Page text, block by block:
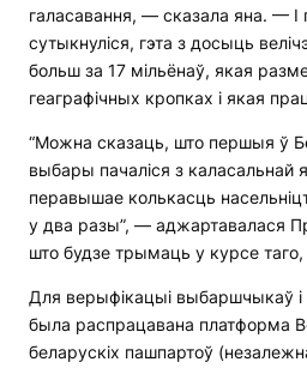
галасавання, — сказала яна. —
сутыкнуліся, гэта з досыць
больш за 17 мільёнаў, якая
геаграфічных кропках і якая
“Можна сказаць, што першыя ў
выбары пачаліся з каласальнай
перавышае колькасць
у два разы”, — аджартавалася
што будзе трымаць у курсе
Для верыфікацыі выбаршчыкаў і
была распрацавана платформа
беларускіх пашпартоў